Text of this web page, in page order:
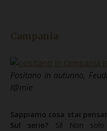
Positano in autunno,
l@mie
Sappiamo cosa stai
Sul serio? Sì! Non solo